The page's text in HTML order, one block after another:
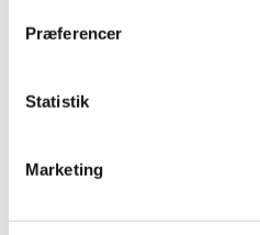
Præferencer
Statistik
Marketing
6. Kommunikationsstrategi
hos kirke-
8. Maling /køb af bænke
2 bænke